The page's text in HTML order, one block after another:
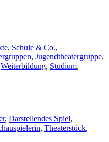
, Schule & Co.,
, Jugendtheatergruppe,
Weiterbildung, Studium,
, Darstellendes Spiel,
, Theaterstück,